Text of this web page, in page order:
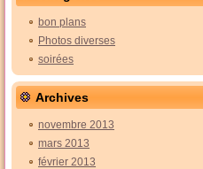
bon plans
Photos diverses
soirées
Archives
novembre 2013
mars 2013
février 2013